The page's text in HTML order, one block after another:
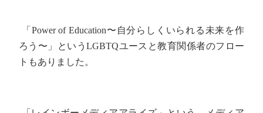
「Power of Education〜自分らしくいられる未来を作
ろう〜」というLGBTQユースと教育関係者のフロー
トもありました。